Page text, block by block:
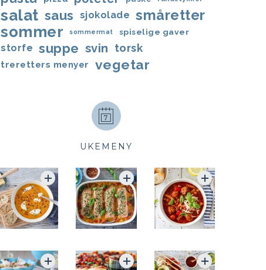
salat saus sjokolade småretter
sommer sommermat spiselige gaver
storfe suppe svin torsk
treretters menyer vegetar
UKEMENY